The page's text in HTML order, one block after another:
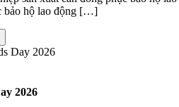
bảo hộ lao động […]
2026